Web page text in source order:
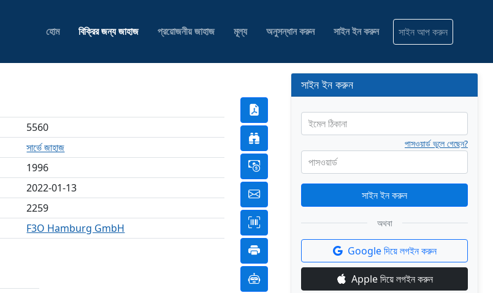
হোম বিক্রির জন্য জাহাজ প্রয়োজনীয় জাহাজ মূল্য অনুসন্ধান করুন সাইন ইন করুন সাইন আপ করুন
5560
সার্ভে জাহাজ
1996
2022-01-13
2259
F3O Hamburg GmbH
সাইন ইন করুন
ইমেল ঠিকানা
পাসওয়ার্ড
পাসওয়ার্ড ভুলে গেছেন?
সাইন ইন করুন
অথবা
Google দিয়ে লগইন করুন
Apple দিয়ে লগইন করুন